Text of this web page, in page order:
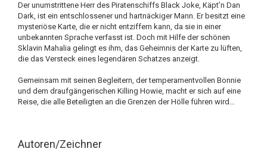
Der unumstrittene Herr des Piratenschiffs Black Joke, Käpt’n Dan
Dark, ist ein entschlossener und hartnäckiger Mann. Er besitzt eine
mysteriöse Karte, die er nicht entziffern kann, da sie in einer
unbekannten Sprache verfasst ist. Doch mit Hilfe der schönen
Sklavin Mahalia gelingt es ihm, das Geheimnis der Karte zu lüften,
die das Versteck eines legendären Schatzes anzeigt.
Gemeinsam mit seinen Begleitern, der temperamentvollen Bonnie
und dem draufgängerischen Killing Howie, macht er sich auf eine
Reise, die alle Beteiligten an die Grenzen der Hölle führen wird…
Autoren/Zeichner